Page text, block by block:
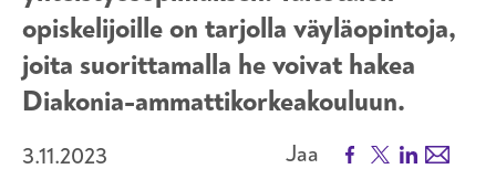
opiskelijoille on tarjolla väyläopintoja,
joita suorittamalla he voivat hakea
Diakonia-ammattikorkeakouluun.
3.11.2023 Jaa Facebook
X LinkedIn
Email